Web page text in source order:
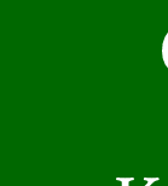
Sprung zum